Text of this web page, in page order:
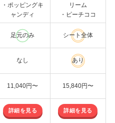
・ポッピングキ
ャンディ
リーム
・ピーチココ
足元のみ シート全体
なし あり
11,040円〜 15,840円〜
詳細を見る 詳細を見る